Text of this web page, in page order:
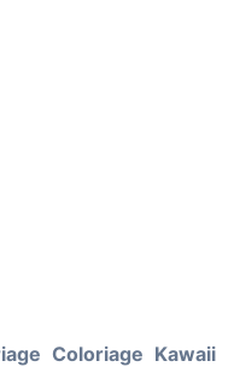
Coloriage Kawaii